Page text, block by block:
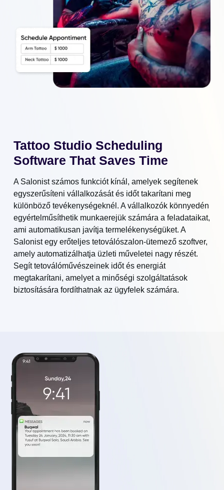
Tattoo Studio Scheduling
Software That Saves Time
A Salonist számos funkciót kínál, amelyek segítenek
egyszerűsíteni vállalkozását és időt takarítani meg
különböző tevékenységeknél. A vállalkozók könnyedén
egyértelműsíthetik munkaerejük számára a feladataikat,
ami automatikusan javítja termelékenységüket. A
Salonist egy erőteljes tetoválószalon-ütemező szoftver,
amely automatizálhatja üzleti műveletei nagy részét.
Segít tetoválóművészeinek időt és energiát
megtakarítani, amelyet a minőségi szolgáltatások
biztosítására fordíthatnak az ügyfelek számára.